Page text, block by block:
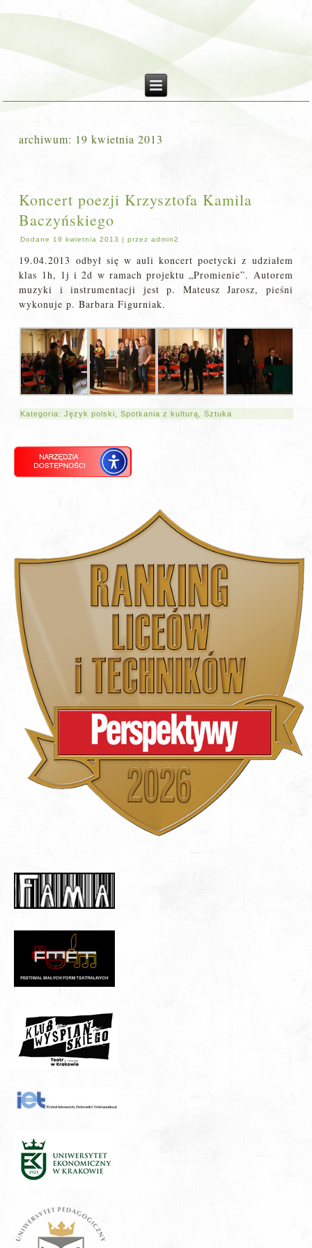
archiwum: 19 kwietnia 2013
Koncert poezji Krzysztofa Kamila
Baczyńskiego
Dodane 19 kwietnia 2013 |przez admin2
19.04.2013 odbył się w auli koncert poetycki z udziałem
klas 1h, 1j i 2d w ramach projektu „Promienie”. Autorem
muzyki i instrumentacji jest p. Mateusz Jarosz, pieśni
wykonuje p. Barbara Figurniak.
Kategoria:Język polski ,Spotkania z kulturą ,Sztuka